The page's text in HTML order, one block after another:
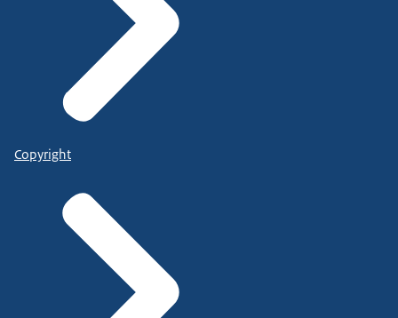
Copyright